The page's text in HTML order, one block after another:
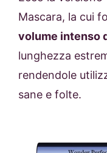
Mascara, la cui
volume intenso
lunghezza
rendendole
sane e folte.